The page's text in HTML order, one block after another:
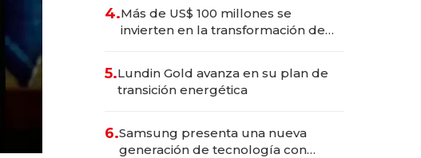
4.Más de US$ 100 millones se
invierten en la transformación de
5.Lundin Gold avanza en su plan de
transición energética
6.Samsung presenta una nueva
generación de tecnología con